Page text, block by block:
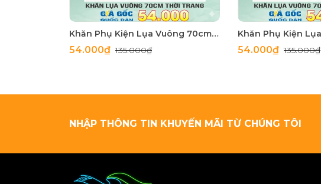
Khăn Phụ Kiện Lụa Vuông 70cm - Thế Giới Khăn Đẹp C1062_4
54.000₫135.000₫ 54.000₫135.000₫
NHẬP THÔNG TIN KHUYẾN MÃI TỪ CHÚNG TÔI